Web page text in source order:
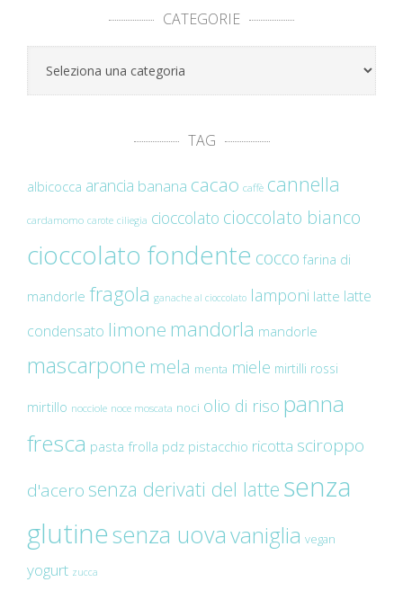
CATEGORIE
Categorie
TAG
albicocca arancia banana cacao caffè cannella
cardamomo carote ciliegia cioccolato cioccolato bianco
cioccolato fondente cocco farina di
mandorle fragola ganache al cioccolato lamponi latte latte
condensato limone mandorla mandorle
mascarpone mela menta miele mirtilli rossi
mirtillo nocciole noce moscata noci olio di riso panna
fresca pasta frolla pdz pistacchio ricotta sciroppo
d'acero senza derivati del latte senza
glutinesenza uovavaniglia vegan
yogurt zucca